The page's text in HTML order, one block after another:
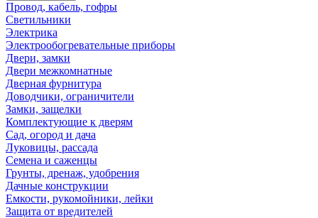
Провод, кабель, гофры
Светильники
Электрика
Электрообогревательные приборы
Двери, замки
Двери межкомнатные
Дверная фурнитура
Доводчики, ограничители
Замки, защелки
Комплектующие к дверям
Сад, огород и дача
Луковицы, рассада
Семена и саженцы
Грунты, дренаж, удобрения
Дачные конструкции
Емкости, рукомойники, лейки
Защита от вредителей